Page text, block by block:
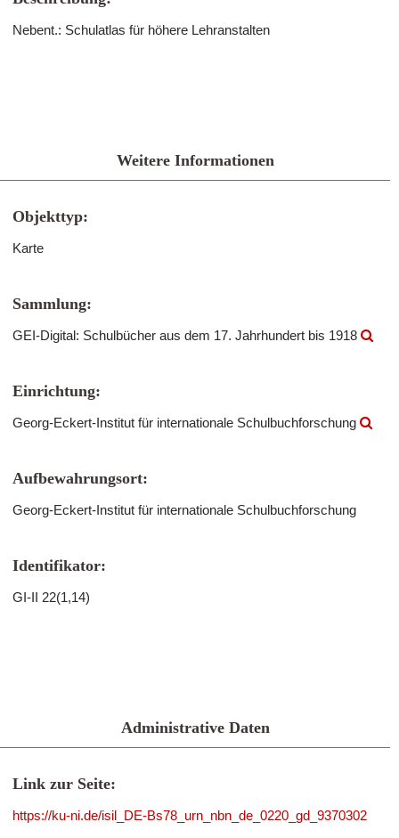
Nebent.: Schulatlas für höhere Lehranstalten
Weitere Informationen
Objekttyp:
Karte
Sammlung:
GEI-Digital: Schulbücher aus dem 17. Jahrhundert bis 1918
Einrichtung:
Georg-Eckert-Institut für internationale Schulbuchforschung
Aufbewahrungsort:
Georg-Eckert-Institut für internationale Schulbuchforschung
Identifikator:
GI-II 22(1,14)
Administrative Daten
Link zur Seite:
https://ku-ni.de/isil_DE-Bs78_urn_nbn_de_0220_gd_9370302